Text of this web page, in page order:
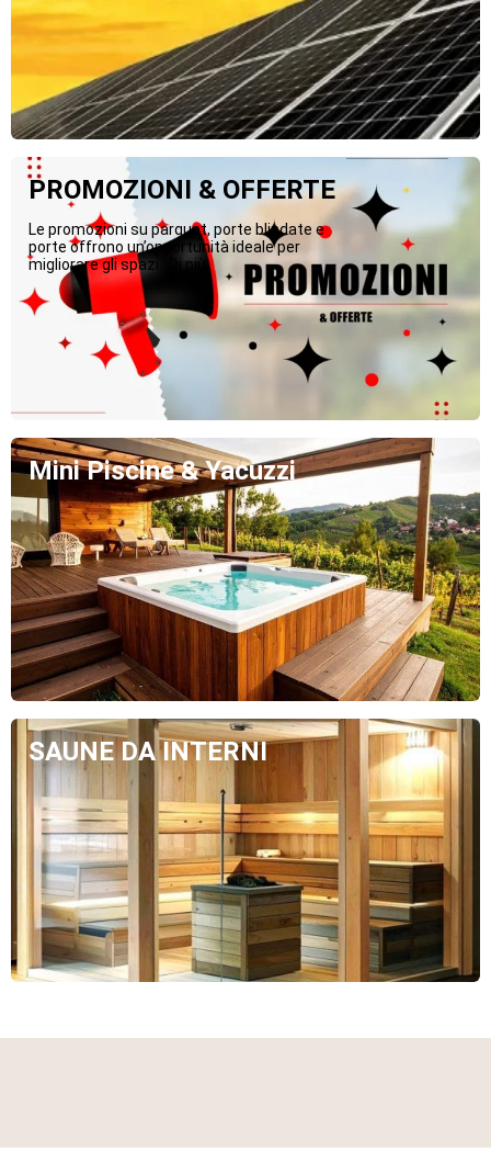
PROMOZIONI & OFFERTE
Le promozioni su parquet, porte blindate e
porte offrono un’opportunità ideale per
migliorare gli spazi...Di più
Mini Piscine & Yacuzzi
SAUNE DA INTERNI